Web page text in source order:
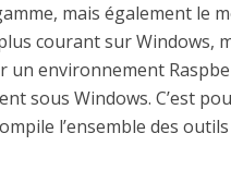
mais également le
courant sur Windows,
un environnement
sous Windows. C’est
l’ensemble des outils